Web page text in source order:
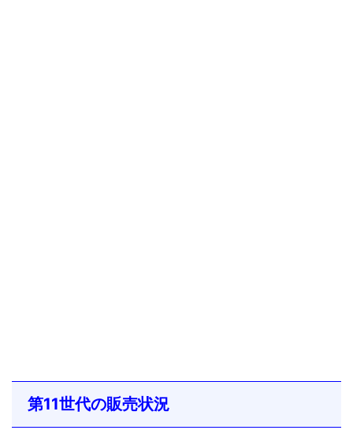
第11世代の販売状況